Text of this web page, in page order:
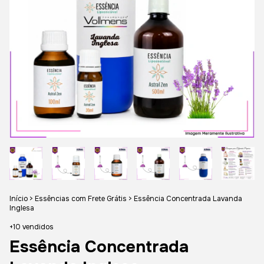
Início > Essências com Frete Grátis > Essência Concentrada Lavanda
Inglesa
+10 vendidos
Essência Concentrada